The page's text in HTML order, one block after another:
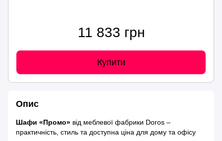
11 833 грн
Купити
Опис
Шафи «Промо» від меблевої фабрики Doros –
практичність, стиль та доступна ціна для дому та офісу